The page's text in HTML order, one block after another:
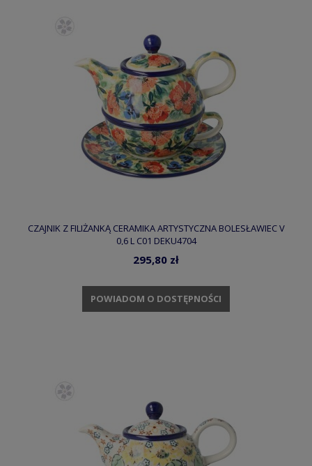
CZAJNIK Z FILIŻANKĄ CERAMIKA ARTYSTYCZNA BOLESŁAWIEC V
0,6 L C01 DEKU4704
295,80 zł
POWIADOM O DOSTĘPNOŚCI